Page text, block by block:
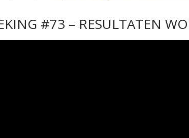
#73 – RESULTATEN